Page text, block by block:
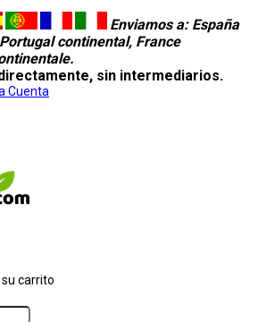
Enviamos a: España
continental, France
sin intermediarios.
Cuenta
carrito